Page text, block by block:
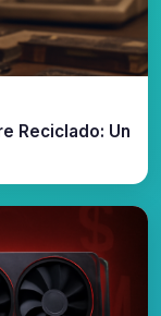
Reciclado: Un